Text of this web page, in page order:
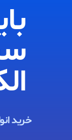
خرید